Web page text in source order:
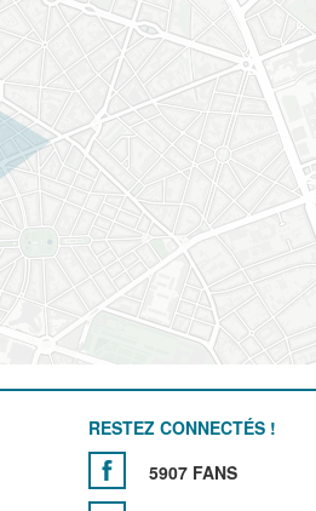
RESTEZ CONNECTÉS !
5907 FANS